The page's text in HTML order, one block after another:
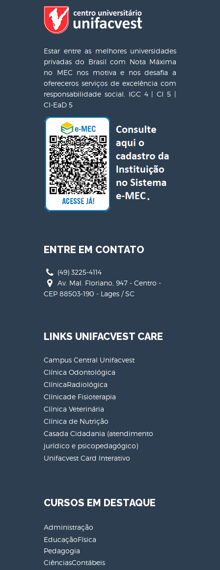
Estar entre as melhores universidades
privadas do Brasil com Nota Máxima
no MEC nos motiva e nos desafia a
ofereceros serviços de excelência com
responsabilidade social. IGC 4 | CI 5 |
CI-EaD 5
ENTRE EM CONTATO
(49) 3225-4114
Av. Mal. Floriano, 947 - Centro -
CEP 88503-190 - Lages / SC
LINKS UNIFACVEST CARE
Campus Central Unifacvest
Clínica Odontológica
ClínicaRadiológica
Clínicade Fisioterapia
Clínica Veterinária
Clínica de Nutrição
Casada Cidadania (atendimento
jurídico e psicopedagógico)
Unifacvest Card Interativo
CURSOS EM DESTAQUE
Administração
EducaçãoFísica
Pedagogia
CiênciasContábeis